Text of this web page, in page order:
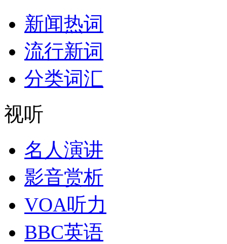
新闻热词
流行新词
分类词汇
视听
名人演讲
影音赏析
VOA听力
BBC英语